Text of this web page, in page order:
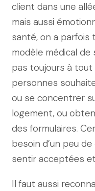
client dans une
mais aussi
santé, on a parfois
modèle médical
pas toujours à tout
personnes
ou se concentrer
logement, ou
des formulaires.
besoin d’un peu
sentir acceptées
Il faut aussi